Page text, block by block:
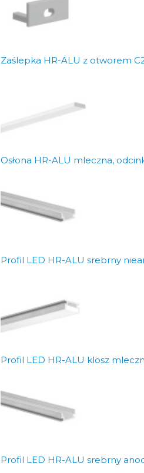
Zaślepka HR-ALU z otworem
Osłona HR-ALU mleczna,
Profil LED HR-ALU srebrny
Profil LED HR-ALU klosz
Profil LED HR-ALU srebrny